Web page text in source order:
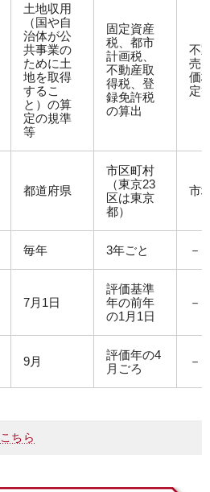
土地収用
（国や自
治体が公
共事業の
ために土
地を取得
するこ
と）の算
定の規準
等
固定資産
税、都市
計画税、
不動産取
得税、登
録免許税
の算出
不
売
価
定
都道府県
市区町村
（東京23
区は東京
都）
市
毎年 3年ごと －
7月1日
評価基準
年の前年
の1月1日
－
9月
評価年の4
月ごろ
－
こちら